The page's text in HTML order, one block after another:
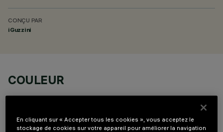
CONÇU PAR
iGuzzini
COULEUR
En cliquant sur « Accepter tous les cookies », vous acceptez le
stockage de cookies sur votre appareil pour améliorer la navigation